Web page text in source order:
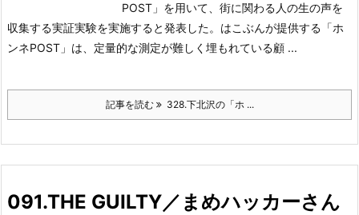
POST」を用いて、街に関わる人の生の声を
収集する実証実験を実施すると発表した。 はこぶんが提供する「ホ
ンネPOST」は、定量的な測定が難しく埋もれている顧 ...
記事を読む 328.下北沢の「ホ ...
091.THE GUILTY／まめハッカーさん